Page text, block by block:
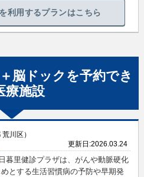
利用するプランはこちら
脳ドック を予約でき
療施設
荒川区）
更新日:2026.03.24
日暮里健診プラザは、がんや動脈硬化
とする生活習慣病の予防や早期発